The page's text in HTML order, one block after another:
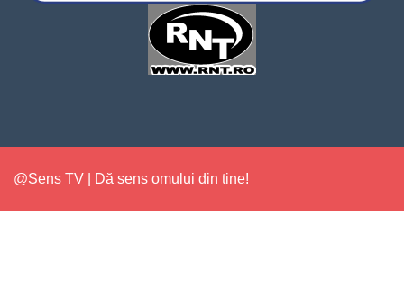
@Sens TV | Dă sens omului din tine!